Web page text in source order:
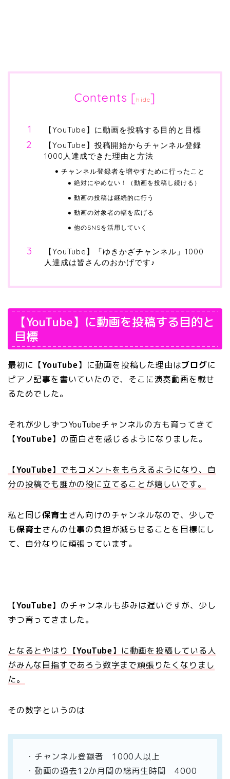
Contents [hide]
【YouTube】に動画を投稿する目的と目標
【YouTube】投稿開始からチャンネル登録
1000人達成できた理由と方法
チャンネル登録者を増やすために行ったこと
絶対にやめない！（動画を投稿し続ける）
動画の投稿は継続的に行う
動画の対象者の幅を広げる
他のSNSを活用していく
【YouTube】「ゆきかざチャンネル」1000
人達成は皆さんのおかげです♪
【YouTube】に動画を投稿する目的と
目標
最初に【YouTube】に動画を投稿した理由はブログに
ピアノ記事を書いていたので、そこに演奏動画を載せ
るためでした。
それが少しずつYouTubeチャンネルの方も育ってきて
【YouTube】の面白さを感じるようになりました。
【YouTube】でもコメントをもらえるようになり、自
分の投稿でも誰かの役に立てることが嬉しいです。
私と同じ保育士さん向けのチャンネルなので、少しで
も保育士さんの仕事の負担が減らせることを目標にし
て、自分なりに頑張っています。
【YouTube】のチャンネルも歩みは遅いですが、少し
ずつ育ってきました。
となるとやはり【YouTube】に動画を投稿している人
がみんな目指すであろう数字まで頑張りたくなりまし
た。
その数字というのは
・チャンネル登録者 1000人以上
・動画の過去12か月間の総再生時間 4000